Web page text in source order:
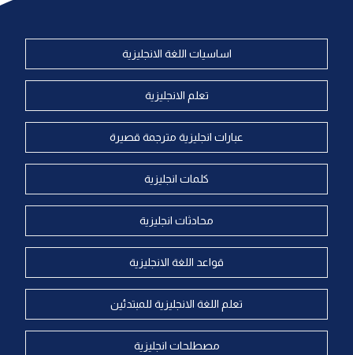
اساسيات اللغة الانجليزية
تعلم الانجليزية
عبارات انجليزية مترجمة قصيرة
كلمات انجليزية
محادثات انجليزية
قواعد اللغة الانجليزية
تعلم اللغة الانجليزية للمبتدئين
مصطلحات انجليزية